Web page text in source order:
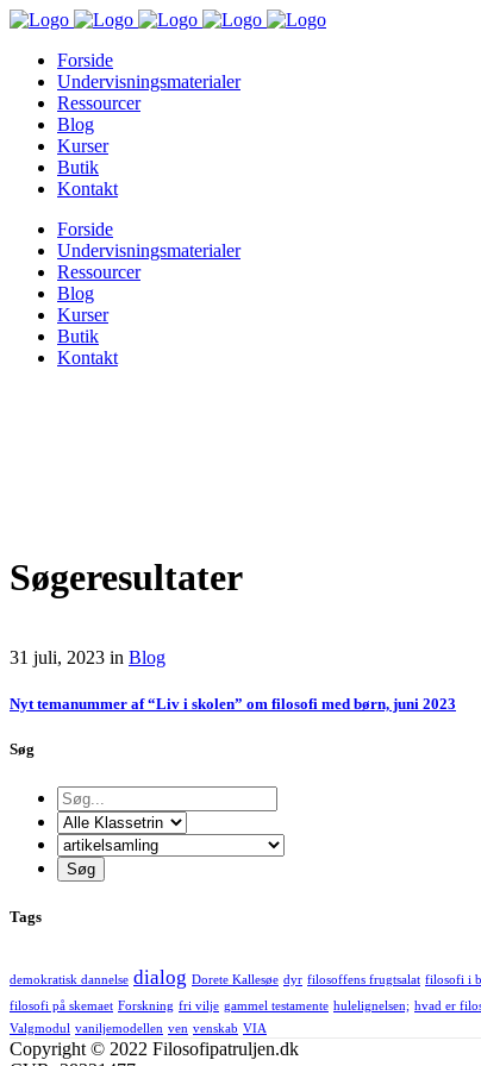
Forside
Undervisningsmaterialer
Ressourcer
Blog
Kurser
Butik
Kontakt
Forside
Undervisningsmaterialer
Ressourcer
Blog
Kurser
Butik
Kontakt
Søgeresultater
31 juli, 2023 in Blog
Nyt temanummer af “Liv i skolen” om filosofi med børn, juni 2023
Søg
Tags
demokratisk dannelse dialog Dorete Kallesøe dyr filosoffens frugtsalat filosofi i
filosofi på skemaet Forskning fri vilje gammel testamente hulelignelsen; hvad er
Valgmodul vaniljemodellen ven venskab VIA
Copyright © 2022 Filosofipatruljen.dk